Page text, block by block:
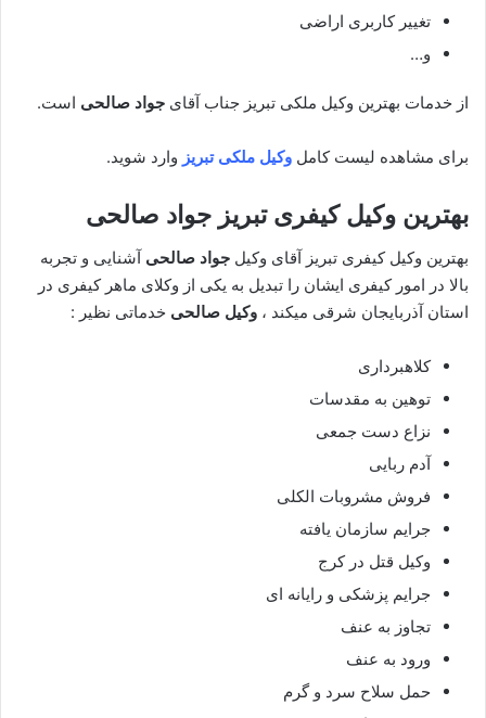
تغییر کاربری اراضی
و…
از خدمات بهترین وکیل ملکی تبریز جناب آقای جواد صالحی است.
برای مشاهده لیست کامل وکیل ملکی تبریز وارد شوید.
بهترین وکیل کیفری تبریز جواد صالحی
بهترین وکیل کیفری تبریز آقای وکیل جواد صالحی آشنایی و تجربه
بالا در امور کیفری ایشان را تبدیل به یکی از وکلای ماهر کیفری در
استان آذربایجان شرقی میکند ، وکیل صالحی خدماتی نظیر :
کلاهبرداری
توهین به مقدسات
نزاع دست جمعی
آدم ربایی
فروش مشروبات الکلی
جرایم سازمان یافته
وکیل قتل در کرج
جرایم پزشکی و رایانه ای
تجاوز به عنف
ورود به عنف
حمل سلاح سرد و گرم